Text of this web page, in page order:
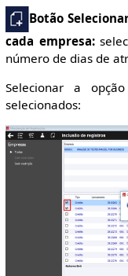
Botão
cada empresa:
número de dias de
Selecionar a
selecionados: